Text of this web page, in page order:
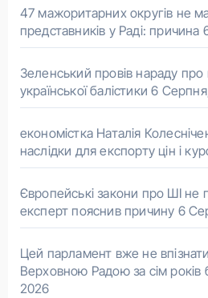
47 мажоритарних округів не
представників у Раді: причина
Зеленський провів нараду про
української балістики 6
економістка Наталія
наслідки для експорту цін і
Європейські закони про ШІ не
експерт пояснив причину 6
Цей парламент вже не
Верховною Радою за сім років
2026